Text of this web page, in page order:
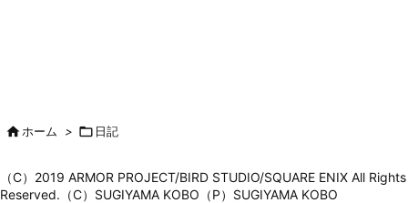
ホーム >  日記
（C）2019 ARMOR PROJECT/BIRD STUDIO/SQUARE ENIX All Rights
Reserved.（C）SUGIYAMA KOBO（P）SUGIYAMA KOBO